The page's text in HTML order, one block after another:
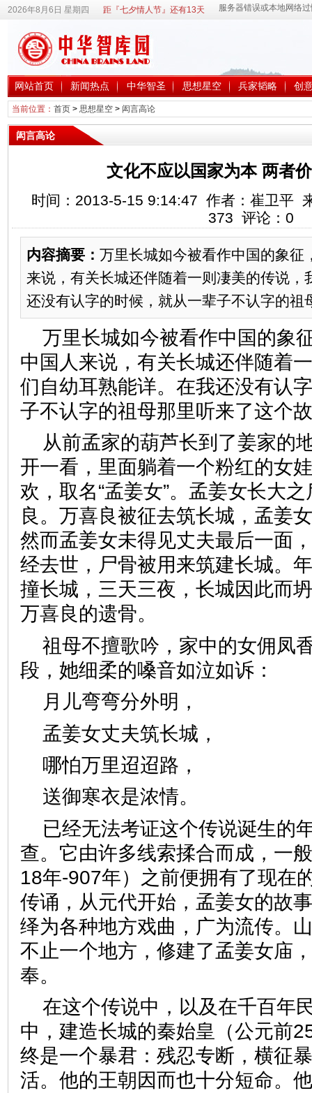
2026年8月6日 星期四 距『七夕情人节』还有13天
网站首页 新闻热点 中华智圣 思想星空 兵家韬略 创
当前位置： 首页> 思想星空> 闳言高论
闳言高论
文化不应以国家为本 两者
时间：2013-5-15 9:14:47 作者：崔卫平
373 评论： 0
内容摘要： 万里长城如今被看作中国的象征
来说，有关长城还伴随着一则凄美的传说，
还没有认字的时候，就从一辈子不认字的祖
万里长城如今被看作中国的象
中国人来说，有关长城还伴随着
们自幼耳熟能详。在我还没有认
子不认字的祖母那里听来了这个
从前孟家的葫芦长到了姜家的
开一看，里面躺着一个粉红的女
欢，取名“孟姜女”。孟姜女长大
良。万喜良被征去筑长城，孟姜
然而孟姜女未得见丈夫最后一面
经去世，尸骨被用来筑建长城。
撞长城，三天三夜，长城因此而
万喜良的遗骨。
祖母不擅歌吟，家中的女佣凤
段，她细柔的嗓音如泣如诉：
月儿弯弯分外明，
孟姜女丈夫筑长城，
哪怕万里迢迢路，
送御寒衣是浓情。
已经无法考证这个传说诞生的
查。它由许多线索揉合而成，一
18年-907年）之前便拥有了现在
传诵，从元代开始，孟姜女的故
绎为各种地方戏曲，广为流传。
不止一个地方，修建了孟姜女庙
奉。
在这个传说中，以及在千百年
中，建造长城的秦始皇（公元前
终是一个暴君：残忍专断，横征
活。他的王朝因而也十分短命。